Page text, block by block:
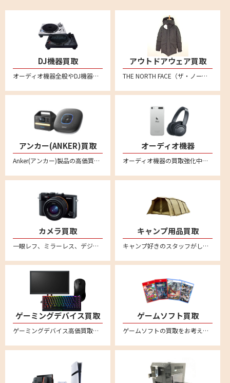
DJ機器買取
オーディオ機器全般やDJ機器の買取強化中です。全国対応の宅配買取で、不要になったオーディオ機器をお売りください。 ターンテーブル、DJコントローラー、インターフェイス、CDJ、DJミキサー、DJエフェクター、シーケンサー、サンプラー、ヘッドホンやバイナル、MIDIコントローラーなども買い取りいたしております。
アウトドアウェア買取
THE NORTH FACE（ザ・ノース・フェイス）、 Patagonia（パタゴニア）、Columbia（コロンビア）、mont-bell（モンベル）、アークテリクス、スノーピーク、ナンガ、ACRONYM(アクロニウム)といった人気メーカー品を売るならリムーブへ。特にダウンジャケットなどを中心に買取強化中！
アンカー(ANKER)買取
Anker(アンカー)製品の高価買取ならリムーブ！新品はもちろん中古品もしっかり買い取ります。事前に金額のわかるLINE査定が便利！プロジェクターやプロジェクター、プロジェクター、ポータブル電源、スピーカー、ヘッドホン、イヤホン、ロボット掃除機、ヘッドセット、マイクなど様々なアンカー商品を宅配買取で売ることができます。
オーディオ機器
オーディオ機器の買取強化中。ヘッドセットやスピーカー・アンプ・プレーヤー・レコードプレーヤーなどあらゆるオーディオ機器の買取をおこなっております。音響関連の商品をリムーブへお売りください。全国対応の宅配買取サービスはこちら
カメラ買取
一眼レフ、ミラーレス、デジカメなど不要になったカメラの買取ならリムーブ。古いカメラもしっかり買い取ります。全国対応・送料無料の安心宅配査定。不要になったカメラをお売りください。
キャンプ用品買取
キャンプ好きのスタッフがしっかり買取ります。スノーピークやコールマンなど幅広いアウトドアブランドに対応。テントやタープ、ランタンなどのキャンプ用品を売るならリムーブへ。全国対応・送料無料の宅配査定はこちら
ゲーミングデバイス買取
ゲーミングデバイス高価買取。新品未使用品も中古品も幅広く買取ります。送料・査定料一切無料の宅配査定。ロジクールやレイザー、スティールシリーズ、ベンキュー、ダッキー、エイスース、ゼンエイムといった人気メーカー品のゲーミングマウスやキーボード、モニター、配信用マイク、プロコントローラー、アケコン、イヤホン、マウスパッド、ヘッドセット、プロジェクター、スピーカー等を中心に買取強化中
ゲームソフト買取
ゲームソフトの買取をお考えなら、まとめて箱に入れて送るだけ、送料無料・全国対応の便利な宅配買取サービス『reMOVE(リムーブ)』をご利用ください！ニンテンドー Switch（スイッチ/スイッチ2）、PS5（プレステ5）、PS4（プレステ4）など幅広く買取ります！ゲーム買取なら買取専門店リムーブにお任せください。